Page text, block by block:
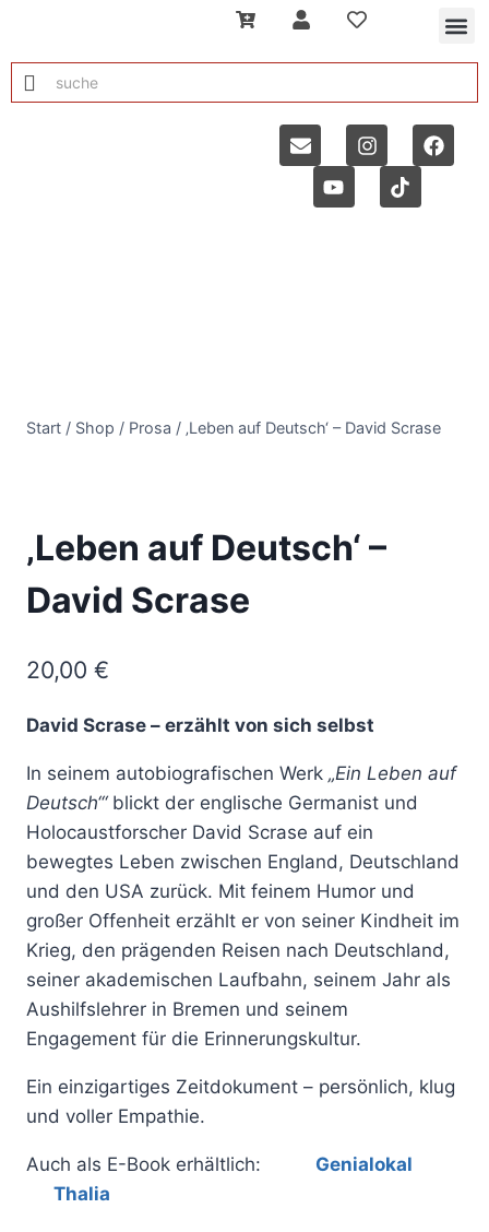
Start / Shop / Prosa / ‚Leben auf Deutsch‘ – David Scrase
‚Leben auf Deutsch‘ –
David Scrase
20,00 €
David Scrase – erzählt von sich selbst
In seinem autobiografischen Werk „Ein Leben auf
Deutsch‘“blickt der englische Germanist und
Holocaustforscher David Scrase auf ein
bewegtes Leben zwischen England, Deutschland
und den USA zurück. Mit feinem Humor und
großer Offenheit erzählt er von seiner Kindheit im
Krieg, den prägenden Reisen nach Deutschland,
seiner akademischen Laufbahn, seinem Jahr als
Aushilfslehrer in Bremen und seinem
Engagement für die Erinnerungskultur.
Ein einzigartiges Zeitdokument – persönlich, klug
und voller Empathie.
Auch als E-Book erhältlich: Genialokal
Thalia